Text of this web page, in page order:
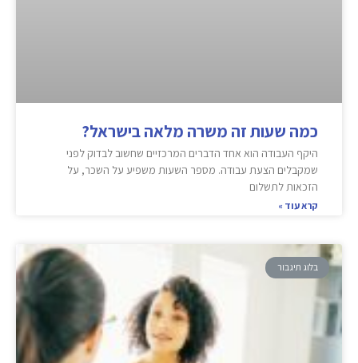
כמה שעות זה משרה מלאה בישראל?
היקף העבודה הוא אחד הדברים המרכזיים שחשוב לבדוק לפני
שמקבלים הצעת עבודה. מספר השעות משפיע על השכר, על
הזכאות לתשלום
קרא עוד »
בלוג תיגבור